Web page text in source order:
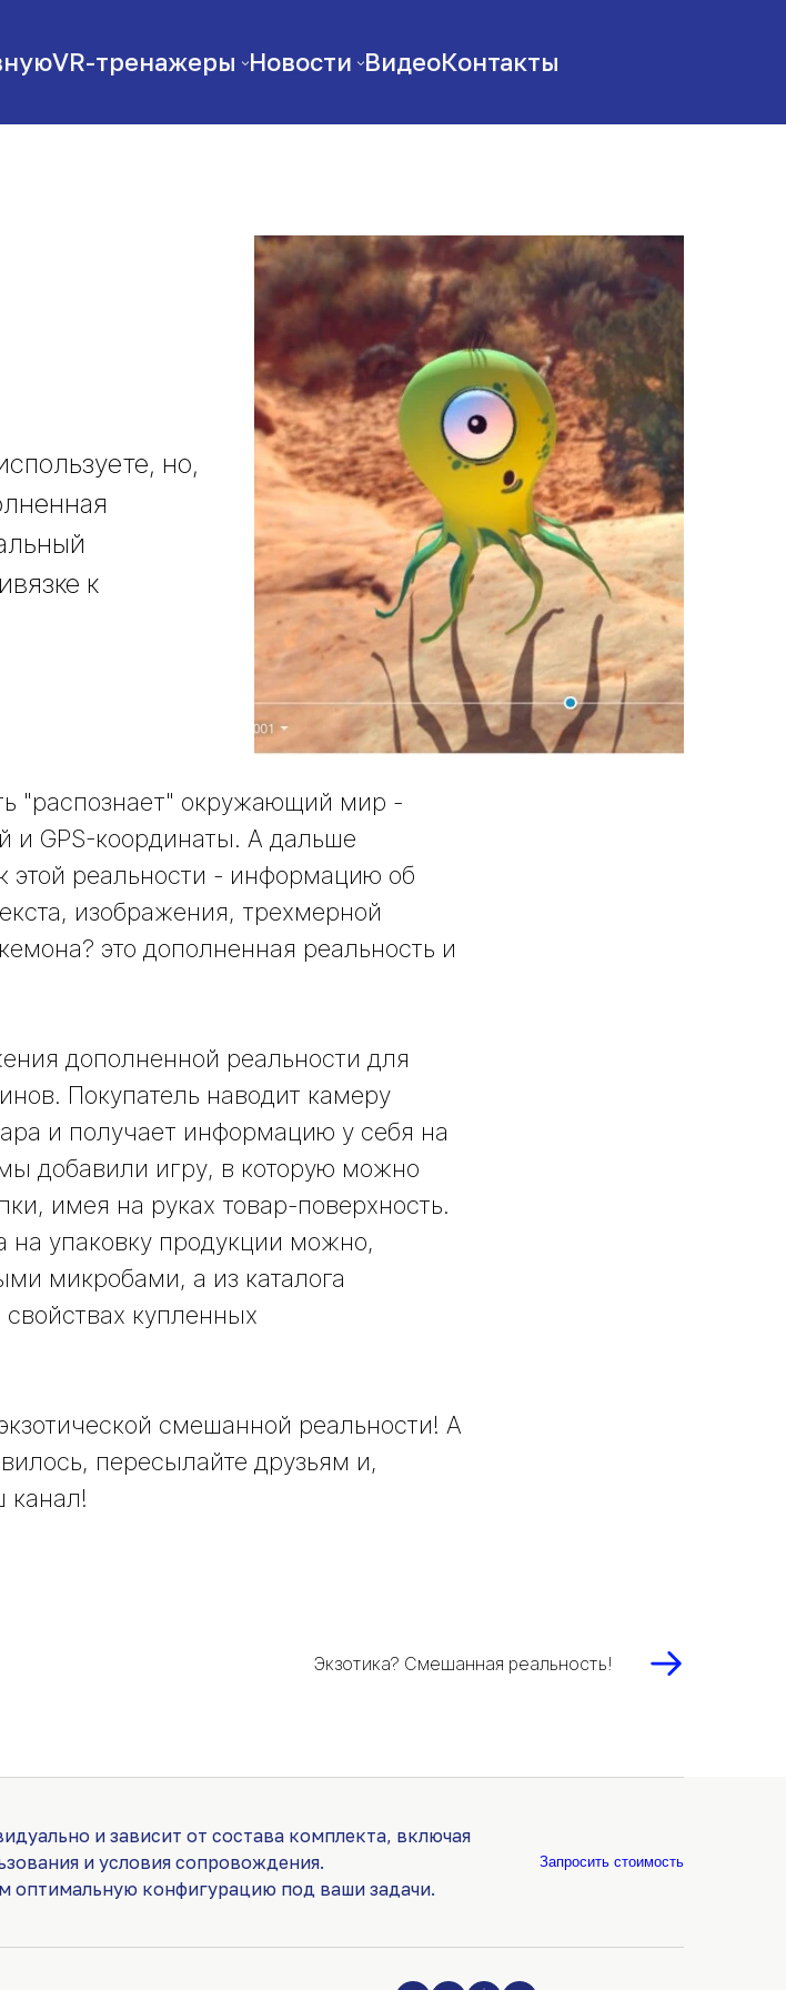
VR-тренажеры Новости ВидеоКонтакты
но,
к
"распознает" окружающий мир -
и GPS-координаты. А дальше
этой реальности - информацию об
изображения, трехмерной
это дополненная реальность и
дополненной реальности для
Покупатель наводит камеру
и получает информацию у себя на
добавили игру, в которую можно
имея на руках товар-поверхность.
упаковку продукции можно,
микробами, а из каталога
купленных
смешанной реальности! А
пересылайте друзьям и,
канал!
Экзотика? Смешанная реальность!
и зависит от состава комплекта, включая
и условия сопровождения.
оптимальную конфигурацию под ваши задачи.
Запросить стоимость